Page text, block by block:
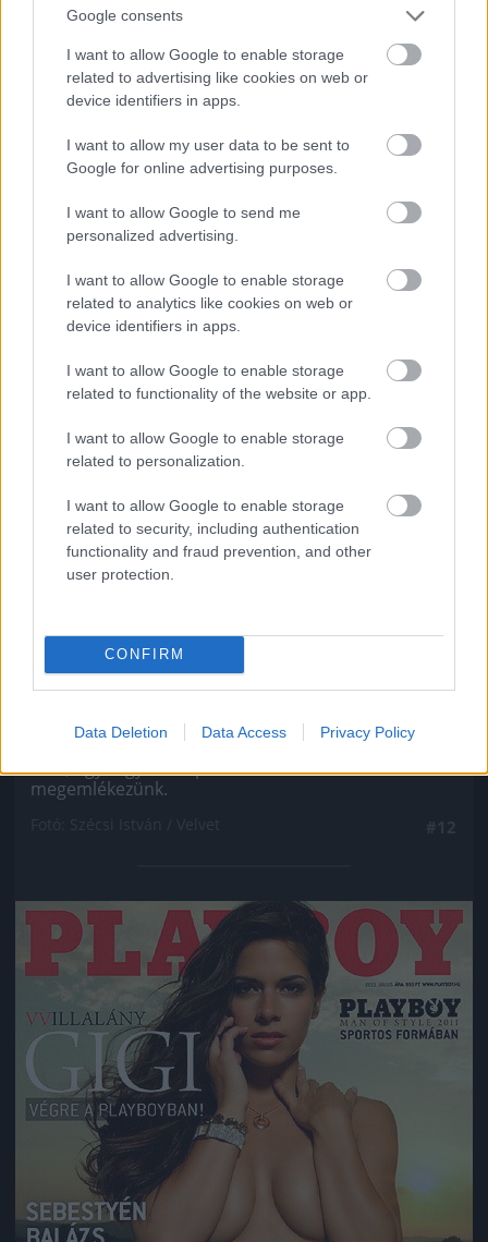
Google consents
I want to allow Google to enable storage
related to advertising like cookies on web or
device identifiers in apps.
I want to allow my user data to be sent to
Google for online advertising purposes.
I want to allow Google to send me
personalized advertising.
I want to allow Google to enable storage
related to analytics like cookies on web or
device identifiers in apps.
I want to allow Google to enable storage
related to functionality of the website or app.
I want to allow Google to enable storage
related to personalization.
I want to allow Google to enable storage
related to security, including authentication
functionality and fraud prevention, and other
user protection.
CONFIRM
Data Deletion Data Access Privacy Policy
De jelölték díjakra az Ex Machina c. film miatt is, és
Angelina Jolie után ő lett Lara Croft - nyilván
nemcsak azért, mert tehetséges, hanem azért is,
Fassbender felesége.
Fotó: Larry Busacca / Getty Images Hungary
Jön még kép!
Ahogy minden ex Való Világ-szereplőről, úgy VV
Gigiről se hallott még soha senki, még véletlenül
sem, úgyhogy most pár szóban róla is
megemlékezünk.
Jön még kép!